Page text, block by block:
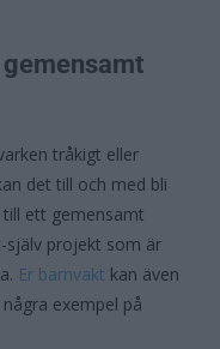
tråkigt eller
det till och med bli
ett gemensamt
själv projekt som är
Er barnvakt kan även
exempel på